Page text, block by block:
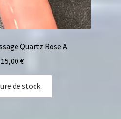
Quartz Rose A
15,00 €
de stock